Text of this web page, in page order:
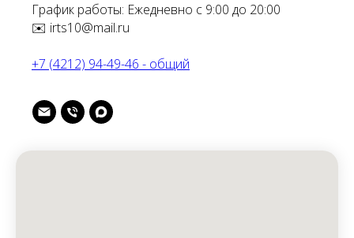
График работы: Ежедневно с 9:00 до 20:00
✉️ irts10@mail.ru
+7 (4212) 94-49-46 - общий